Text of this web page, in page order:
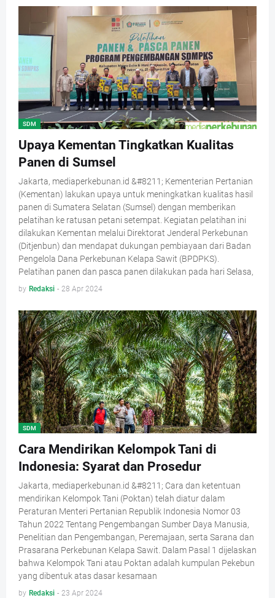
SDM
Upaya Kementan Tingkatkan Kualitas
Panen di Sumsel
Jakarta, mediaperkebunan.id &#8211; Kementerian Pertanian
(Kementan) lakukan upaya untuk meningkatkan kualitas hasil
panen di Sumatera Selatan (Sumsel) dengan memberikan
pelatihan ke ratusan petani setempat. Kegiatan pelatihan ini
dilakukan Kementan melalui Direktorat Jenderal Perkebunan
(Ditjenbun) dan mendapat dukungan pembiayaan dari Badan
Pengelola Dana Perkebunan Kelapa Sawit (BPDPKS).
Pelatihan panen dan pasca panen dilakukan pada hari Selasa,
by Redaksi - 28 Apr 2024
SDM
Cara Mendirikan Kelompok Tani di
Indonesia: Syarat dan Prosedur
Jakarta, mediaperkebunan.id &#8211; Cara dan ketentuan
mendirikan Kelompok Tani (Poktan) telah diatur dalam
Peraturan Menteri Pertanian Republik Indonesia Nomor 03
Tahun 2022 Tentang Pengembangan Sumber Daya Manusia,
Penelitian dan Pengembangan, Peremajaan, serta Sarana dan
Prasarana Perkebunan Kelapa Sawit. Dalam Pasal 1 dijelaskan
bahwa Kelompok Tani atau Poktan adalah kumpulan Pekebun
yang dibentuk atas dasar kesamaan
by Redaksi - 23 Apr 2024